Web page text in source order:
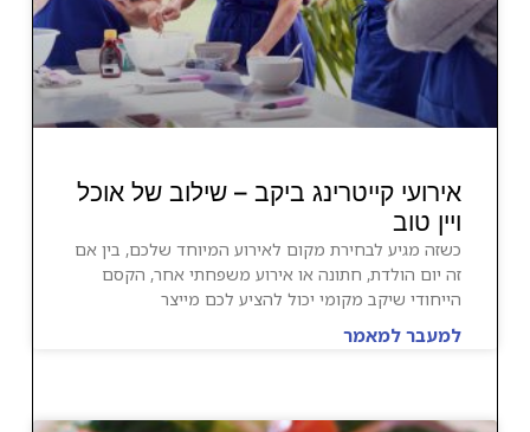
אירועי קייטרינג ביקב – שילוב של אוכל
ויין טוב
כשזה מגיע לבחירת מקום לאירוע המיוחד שלכם, בין אם
זה יום הולדת, חתונה או אירוע משפחתי אחר, הקסם
הייחודי שיקב מקומי יכול להציע לכם מייצר
למעבר למאמר